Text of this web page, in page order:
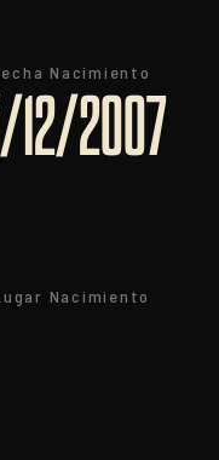
Nacimiento
2007
Nacimiento